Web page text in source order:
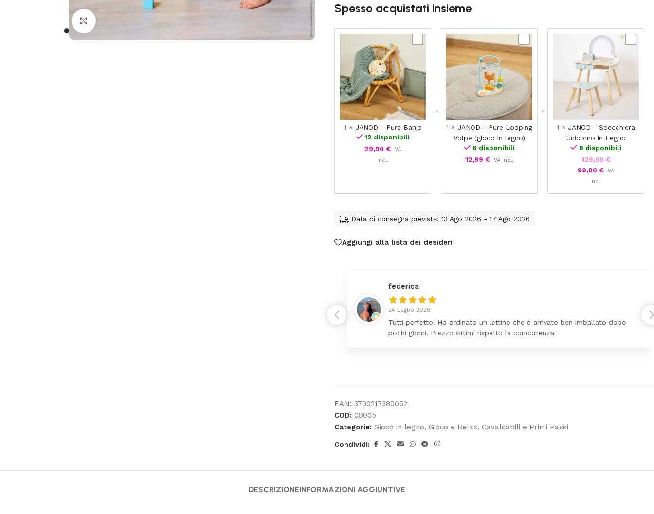
Spesso acquistati insieme
Banjo
1 × JANOD - Pure Banjo
12 disponibili
29,90 € IVA
Incl.
Pure
Looping
Volpe
(gioco
in
legno)
1 × JANOD - Pure Looping
Volpe (gioco in legno)
6 disponibili
12,99 € IVA Incl.
in
1 × JANOD - Specchiera
Unicorno in Legno
8 disponibili
129,00€
99,00 € IVA
Incl.
Data di consegna prevista: 13 Ago 2026 - 17 Ago 2026
Aggiungi alla lista dei desideri
federica
24 Luglio 2026
Tutti perfetto! Ho ordinato un lettino che é arrivato ben imballato dopo
pochi giorni. Prezzo ottimi rispetto la concorrenza
EAN: 3700217380052
COD: 08005
Categorie: Gioco in legno, Gioco e Relax, Cavalcabili e Primi Passi
Condividi:
DESCRIZIONEINFORMAZIONI AGGIUNTIVE